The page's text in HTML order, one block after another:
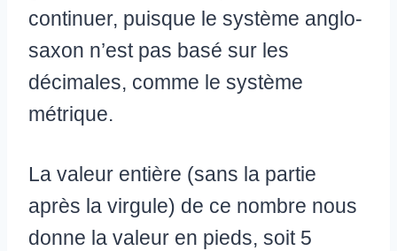
continuer, puisque le système anglo-
saxon n’est pas basé sur les
décimales, comme le système
métrique.
La valeur entière (sans la partie
après la virgule) de ce nombre nous
donne la valeur en pieds, soit 5